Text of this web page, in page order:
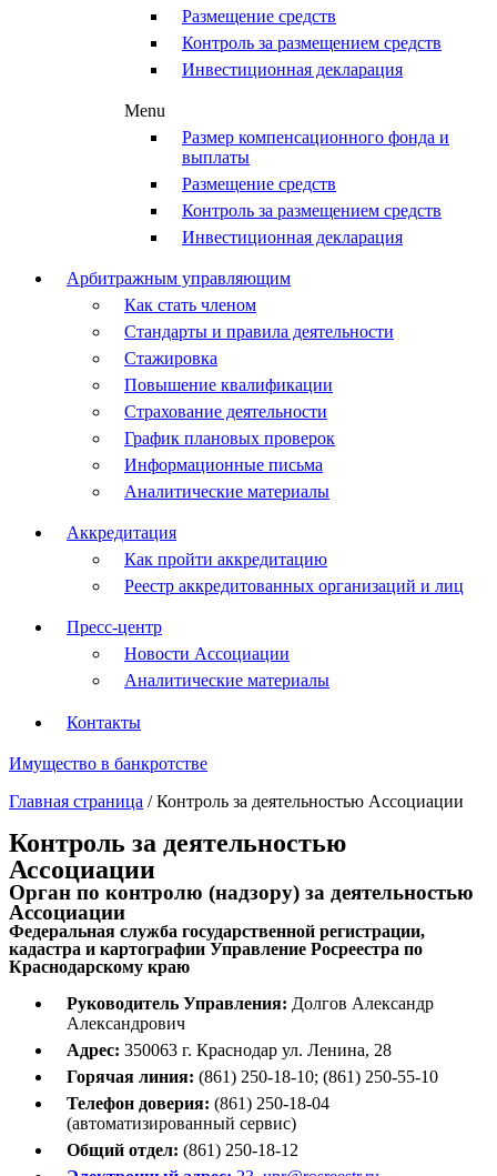
Размещение средств
Контроль за размещением средств
Инвестиционная декларация
Menu
Размер компенсационного фонда и
выплаты
Размещение средств
Контроль за размещением средств
Инвестиционная декларация
Арбитражным управляющим
Как стать членом
Стандарты и правила деятельности
Стажировка
Повышение квалификации
Страхование деятельности
График плановых проверок
Информационные письма
Аналитические материалы
Аккредитация
Как пройти аккредитацию
Реестр аккредитованных организаций и лиц
Пресс-центр
Новости Ассоциации
Аналитические материалы
Контакты
Имущество в банкротстве
Главная страница /Контроль за деятельностью Ассоциации
Контроль за деятельностью
Ассоциации
Орган по контролю (надзору) за деятельностью
Ассоциации
Федеральная служба государственной регистрации,
кадастра и картографии Управление Росреестра по
Краснодарскому краю
Руководитель Управления: Долгов Александр
Александрович
Адрес: 350063 г. Краснодар ул. Ленина, 28
Горячая линия: (861) 250-18-10; (861) 250-55-10
Телефон доверия: (861) 250-18-04
(автоматизированный сервис)
Общий отдел: (861) 250-18-12